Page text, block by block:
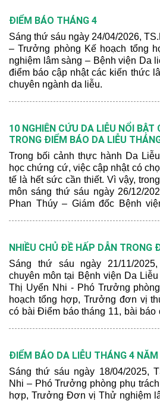
ĐIỂM BÁO THÁNG 4
Sáng thứ sáu ngày 24/04/2026,
– Trưởng phòng Kế hoạch tổng
nghiệm lâm sàng – Bệnh viện Da
điểm báo cập nhật các kiến thức
chuyên ngành da liễu.
10 NGHIÊN CỨU DA LIỄU NỔI BẬT
TRONG ĐIỂM BÁO DA LIỄU
Trong bối cảnh thực hành Da
học chứng cứ, việc cập nhật có
tế là hết sức cần thiết. Vì vậy,
môn sáng thứ sáu ngày 26/12/
Phan Thúy – Giám đốc Bệnh
nghiên cứu Da Liễu nổi bật cuối
các dữ liệu có giá trị ứng dụng
áp dụng được”:
NHIỀU CHỦ ĐỀ HẤP DẪN TRONG
Sáng thứ sáu ngày 21/11/
chuyên môn tại Bệnh viện Da
Thị Uyển Nhi - Phó Trưởng
hoạch tổng hợp, Trưởng đơn vị
có bài Điểm báo tháng 11, bài báo
như nêu ra một số các thủ thuật
dụng tại Việt Nam.
ĐIỂM BÁO DA LIỄU THÁNG 4
Sáng thứ sáu ngày 18/04/2025,
Nhi – Phó Trưởng phòng phụ
hợp, Trưởng Đơn vị Thử nghiệm